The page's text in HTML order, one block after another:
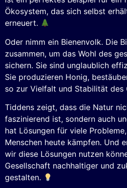
Ökosystem, das sich selbst
erneuert.
Oder nimm ein Bienenvolk. Die
zusammen, um das Wohl des
sichern. Sie sind unglaublich
Sie produzieren Honig,
so zur Vielfalt und Stabilität des
Tiddens zeigt, dass die Natur
faszinierend ist, sondern auch
hat Lösungen für viele
Menschen heute kämpfen. Und
wir diese Lösungen nutzen
Gesellschaft nachhaltiger und
gestalten.